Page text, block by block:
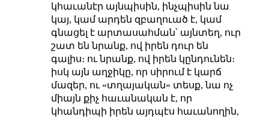
կհաւանէր այնպիսին, ինչպիսին նա
կայ, կամ արդեն զբաղուած է, կամ
գնացել է արտասահման՝ այնտեղ, ուր
շատ են նրանք, ով իրեն դուր են
գալիս։ ու նրանք, ով իրեն կընդունեն։
իսկ այն աղջիկը, որ սիրում է կարճ
մազեր, ու «տղայական» տեսք, նա ոչ
միայն քիչ հաւանական է, որ
կհանդիպի իրեն այդպէս հաւանողին,